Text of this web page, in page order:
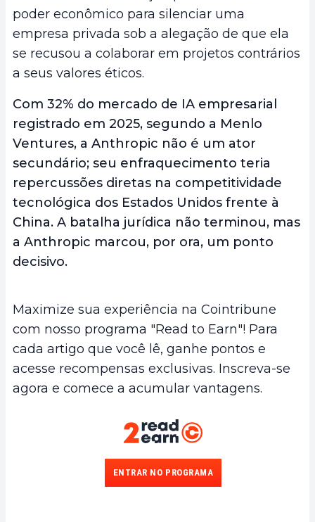
poder econômico para silenciar uma
empresa privada sob a alegação de que ela
se recusou a colaborar em projetos contrários
a seus valores éticos.
Com 32% do mercado de IA empresarial
registrado em 2025, segundo a Menlo
Ventures, a Anthropic não é um ator
secundário; seu enfraquecimento teria
repercussões diretas na competitividade
tecnológica dos Estados Unidos frente à
China. A batalha jurídica não terminou, mas
a Anthropic marcou, por ora, um ponto
decisivo.
Maximize sua experiência na Cointribune
com nosso programa "Read to Earn"! Para
cada artigo que você lê, ganhe pontos e
acesse recompensas exclusivas. Inscreva-se
agora e comece a acumular vantagens.
ENTRAR NO PROGRAMA